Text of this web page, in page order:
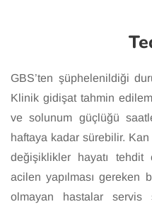
GBS’ten şüphelenildiği
Klinik gidişat tahmin
ve solunum güçlüğü
haftaya kadar sürebilir. Kan
değişiklikler hayatı
acilen yapılması gereken
olmayan hastalar servis